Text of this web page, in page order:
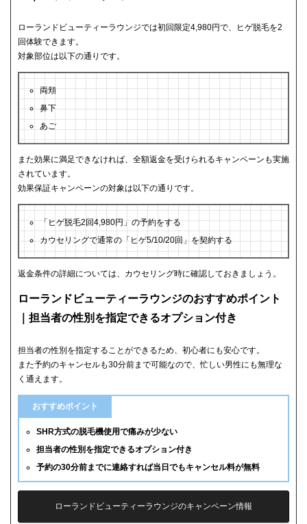
ローランドビューティーラウンジでは初回限定4,980円で、ヒゲ脱毛を2
回体験できます。
対象部位は以下の通りです。
両頬
鼻下
あご
また効果に満足できなければ、全額返金を受けられるキャンペーンも実施
されています。
効果保証キャンペーンの対象は以下の通りです。
「ヒゲ脱毛2回4,980円」の予約をする
カウセリングで通常の「ヒゲ5/10/20回」を契約する
返金条件の詳細については、カウセリング時に確認しておきましょう。
ローランドビューティーラウンジのおすすめポイント
｜担当者の性別を指定できるオプション付き
担当者の性別を指定することができるため、初心者にも安心です。
また予約のキャンセルも30分前まで可能なので、忙しい男性にも無理な
く通えます。
おすすめポイント
SHR方式の脱毛機使用で痛みが少ない
担当者の性別を指定できるオプション付き
予約の30分前までに連絡すれば当日でもキャンセル料が無料
ローランドビューティーラウンジのキャンペーン情報